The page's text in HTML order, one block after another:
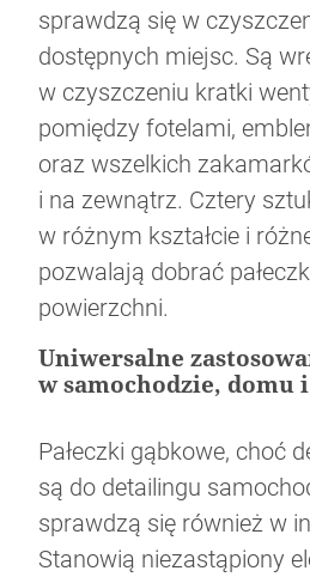
sprawdzą się w
dostępnych miejsc. Są
w czyszczeniu kratki
pomiędzy fotelami,
oraz wszelkich
i na zewnątrz. Cztery
w różnym kształcie i
pozwalają dobrać
powierzchni.
Uniwersalne
w samochodzie, domu
Pałeczki gąbkowe, choć
są do detailingu
sprawdzą się również w
Stanowią niezastąpiony